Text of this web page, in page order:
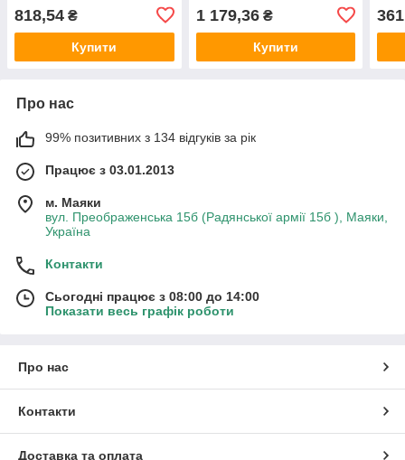
818,54 ₴
Купити
1 179,36₴
Купити
Про нас
99% позитивних з 134 відгуків за рік
Працює з 03.01.2013
м. Маяки
вул. Преображенська 15б (Радянської армії 15б ), Маяки,
Україна
Контакти
Сьогодні працює з 08:00 до 14:00
Показати весь графік роботи
Про нас
Контакти
Доставка та оплата